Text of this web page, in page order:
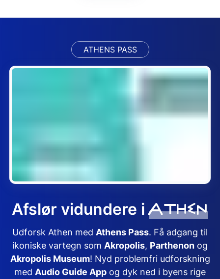
ATHENS PASS
Afslør vidundere iAthen
Udforsk Athen med Athens Pass. Få adgang til
ikoniske vartegn som Akropolis, Parthenon og
Akropolis Museum! Nyd problemfri udforskning
med Audio Guide App og dyk ned i byens rige